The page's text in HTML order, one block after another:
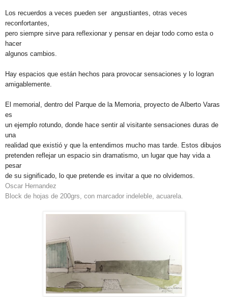
Los recuerdos a veces pueden ser angustiantes, otras veces
reconfortantes,
pero siempre sirve para reflexionar y pensar en dejar todo como esta o
hacer
algunos cambios.
Hay espacios que están hechos para provocar sensaciones y lo logran
amigablemente.
El memorial, dentro del Parque de la Memoria, proyecto de Alberto Varas
es
un ejemplo rotundo, donde hace sentir al visitante sensaciones duras de
una
realidad que existió y que la entendimos mucho mas tarde. Estos dibujos
pretenden reflejar un espacio sin dramatismo, un lugar que hay vida a
pesar
de su significado, lo que pretende es invitar a que no olvidemos.
Oscar Hernandez
Block de hojas de 200grs, con marcador indeleble, acuarela.